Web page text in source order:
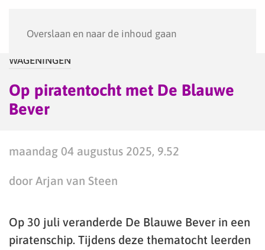
Overslaan en naar de inhoud gaan
WAGENINGEN
Op piratentocht met De Blauwe
Bever
maandag 04 augustus 2025, 9.52
door Arjan van Steen
Op 30 juli veranderde De Blauwe Bever in een
piratenschip. Tijdens deze thematocht leerden